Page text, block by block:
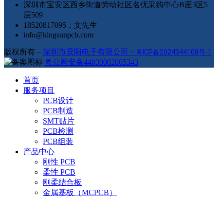
深圳市宝安区西乡街道劳动社区名优采购中心B座3区5
层509
18520817095，文先生
info@kingsunpcb.com
版权所有 – 深圳市景阳电子有限公司 – 粤ICP备2024344108号-1
粤公网安备44030002005343
首页
服务项目
PCB设计
PCB制造
SMT贴片
PCB检测
PCB组装
产品中心
刚性 PCB
柔性 PCB
刚柔结合板
金属基板（MCPCB）